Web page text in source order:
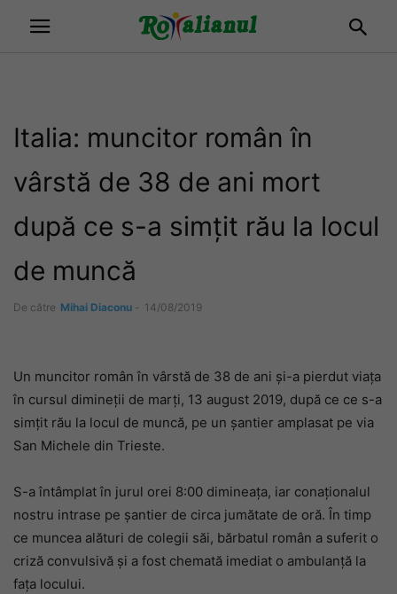
Italia: muncitor român în
vârstă de 38 de ani mort
după ce s-a simțit rău la locul
de muncă
De către Mihai Diaconu - 14/08/2019
Un muncitor român în vârstă de 38 de ani și-a pierdut viața
în cursul dimineții de marți, 13 august 2019, după ce ce s-a
simțit rău la locul de muncă, pe un șantier amplasat pe via
San Michele din Trieste.
S-a întâmplat în jurul orei 8:00 dimineața, iar conaționalul
nostru intrase pe șantier de circa jumătate de oră. În timp
ce muncea alături de colegii săi, bărbatul român a suferit o
criză convulsivă și a fost chemată imediat o ambulanță la
fața locului.